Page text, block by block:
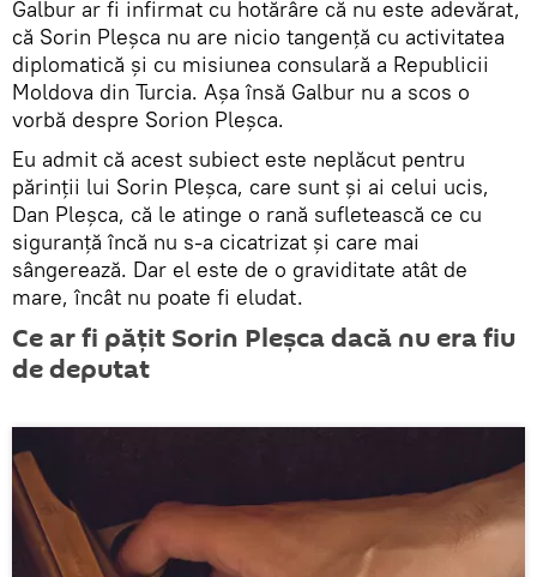
Galbur ar fi infirmat cu hotărâre că nu este adevărat,
că Sorin Pleșca nu are nicio tangență cu activitatea
diplomatică și cu misiunea consulară a Republicii
Moldova din Turcia. Așa însă Galbur nu a scos o
vorbă despre Sorion Pleșca.
Eu admit că acest subiect este neplăcut pentru
părinții lui Sorin Pleșca, care sunt și ai celui ucis,
Dan Pleşca, că le atinge o rană sufletească ce cu
siguranță încă nu s-a cicatrizat și care mai
sângerează. Dar el este de o graviditate atât de
mare, încât nu poate fi eludat.
Ce ar fi pățit Sorin Pleșca dacă nu era fiu
de deputat